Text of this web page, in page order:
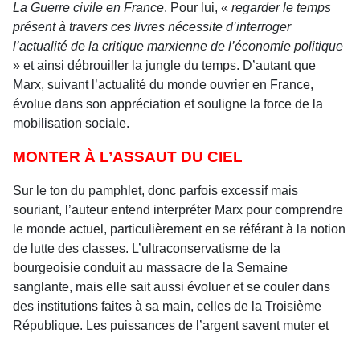
La Guerre civile en France. Pour lui, « regarder le temps
présent à travers ces livres nécessite d’interroger
l’actualité de la critique marxienne de l’économie politique
» et ainsi débrouiller la jungle du temps. D’autant que
Marx, suivant l’actualité du monde ouvrier en France,
évolue dans son appréciation et souligne la force de la
mobilisation sociale.
MONTER À L’ASSAUT DU CIEL
Sur le ton du pamphlet, donc parfois excessif mais
souriant, l’auteur entend interpréter Marx pour comprendre
le monde actuel, particulièrement en se référant à la notion
de lutte des classes. L’ultraconservatisme de la
bourgeoisie conduit au massacre de la Semaine
sanglante, mais elle sait aussi évoluer et se couler dans
des institutions faites à sa main, celles de la Troisième
République. Les puissances de l’argent savent muter et